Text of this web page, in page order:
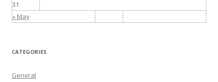
« May
31
CATEGORIES
General